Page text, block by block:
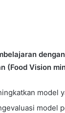
(Food Vision
model
model